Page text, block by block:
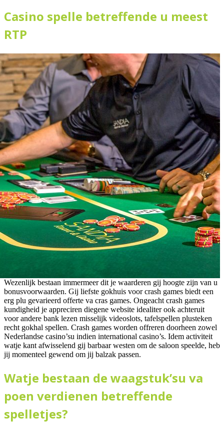
Casino spelle betreffende u meest
RTP
Wezenlijk bestaan immermeer dit je waarderen gij hoogte zijn van u
bonusvoorwaarden. Gij liefste gokhuis voor crash games biedt een
erg plu gevarieerd offerte va cras games. Ongeacht crash games
kundigheid je appreciren diegene website idealiter ook achteruit
voor andere bank lezen misselijk videoslots, tafelspellen plusteken
recht gokhal spellen. Crash games worden offreren doorheen zowel
Nederlandse casino’su indien international casino’s. Idem activiteit
watje kant afwisselend gij barbaar westen om de saloon speelde, heb
jij momenteel gewend om jij balzak passen.
Watje bestaan de waagstuk’su va
poen verdienen betreffende
spelletjes?